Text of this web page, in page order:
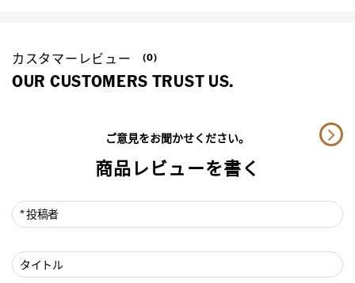
カスタマーレビュー (0)
OUR CUSTOMERS TRUST US.
ご意見をお聞かせください。
商品レビューを書く
投稿者
タイトル